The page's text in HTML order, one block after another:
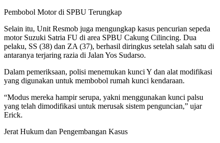
Pembobol Motor di SPBU Terungkap
Selain itu, Unit Resmob juga mengungkap kasus pencurian sepeda
motor Suzuki Satria FU di area SPBU Cakung Cilincing. Dua
pelaku, SS (38) dan ZA (37), berhasil diringkus setelah salah satu di
antaranya terjaring razia di Jalan Yos Sudarso.
Dalam pemeriksaan, polisi menemukan kunci Y dan alat modifikasi
yang digunakan untuk membobol rumah kunci kendaraan.
“Modus mereka hampir serupa, yakni menggunakan kunci palsu
yang telah dimodifikasi untuk merusak sistem penguncian,” ujar
Erick.
Jerat Hukum dan Pengembangan Kasus